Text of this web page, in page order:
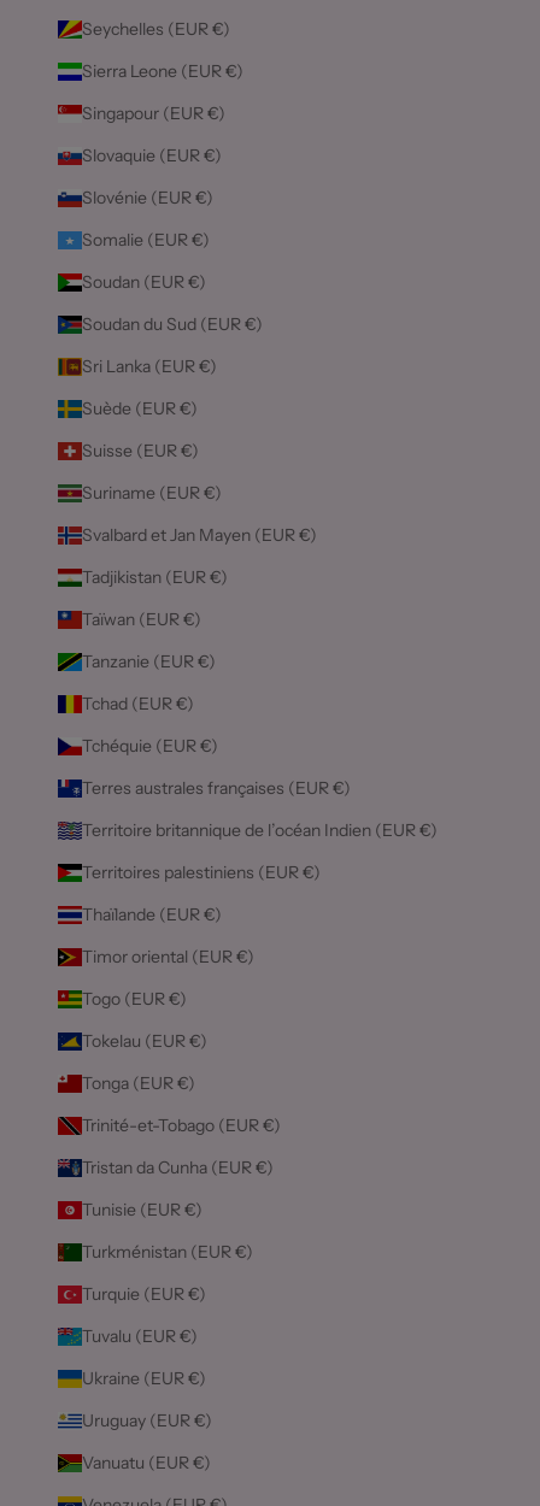
Seychelles (EUR €)
Sierra Leone (EUR €)
Singapour (EUR €)
Slovaquie (EUR €)
Slovénie (EUR €)
Somalie (EUR €)
Soudan (EUR €)
Soudan du Sud (EUR €)
Sri Lanka (EUR €)
Suède (EUR €)
Suisse (EUR €)
Suriname (EUR €)
Svalbard et Jan Mayen (EUR €)
Tadjikistan (EUR €)
Taïwan (EUR €)
Tanzanie (EUR €)
Tchad (EUR €)
Tchéquie (EUR €)
Terres australes françaises (EUR €)
Territoire britannique de l’océan Indien (EUR €)
Territoires palestiniens (EUR €)
Thaïlande (EUR €)
Timor oriental (EUR €)
Togo (EUR €)
Tokelau (EUR €)
Tonga (EUR €)
Trinité-et-Tobago (EUR €)
Tristan da Cunha (EUR €)
Tunisie (EUR €)
Turkménistan (EUR €)
Turquie (EUR €)
Tuvalu (EUR €)
Ukraine (EUR €)
Uruguay (EUR €)
Vanuatu (EUR €)